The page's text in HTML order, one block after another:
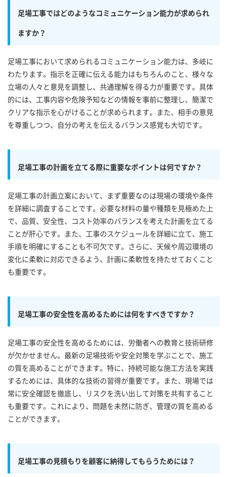
足場工事ではどのようなコミュニケーション能力が求められ
ますか？
足場工事において求められるコミュニケーション能力は、多岐に
わたります。指示を正確に伝える能力はもちろんのこと、様々な
立場の人々と意見を調整し、共通理解を得る力が重要です。具体
的には、工事内容や危険予知などの情報を事前に整理し、簡潔で
クリアな指示を心がけることが求められます。また、相手の意見
を尊重しつつ、自分の考えを伝えるバランス感覚も大切です。
足場工事の計画を立てる際に重要なポイントは何ですか？
足場工事の計画立案において、まず重要なのは現場の環境や条件
を詳細に調査することです。必要な材料の量や種類を見極めた上
で、品質、安全性、コスト効率のバランスを考えた計画を立てる
ことが肝心です。また、工事のスケジュールを詳細に立て、施工
手順を明確にすることも不可欠です。さらに、天候や周辺環境の
変化に柔軟に対応できるよう、計画に柔軟性を持たせておくこと
も重要です。
足場工事の安全性を高めるためには何をすべきですか？
足場工事の安全性を高めるためには、労働者への教育と技術研修
が欠かせません。最新の足場技術や安全対策を学ぶことで、施工
の質を高めることができます。特に、持続可能な施工方法を実践
するためには、具体的な技術の習得が重要です。また、現場では
常に安全確認を徹底し、リスクを洗い出して対策を共有すること
も重要です。これにより、問題を未然に防ぎ、管理の質を高める
ことができます。
足場工事の見積もりを顧客に納得してもらうためには？